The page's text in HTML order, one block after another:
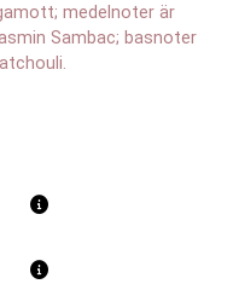
medelnoter är
Sambac; basnoter